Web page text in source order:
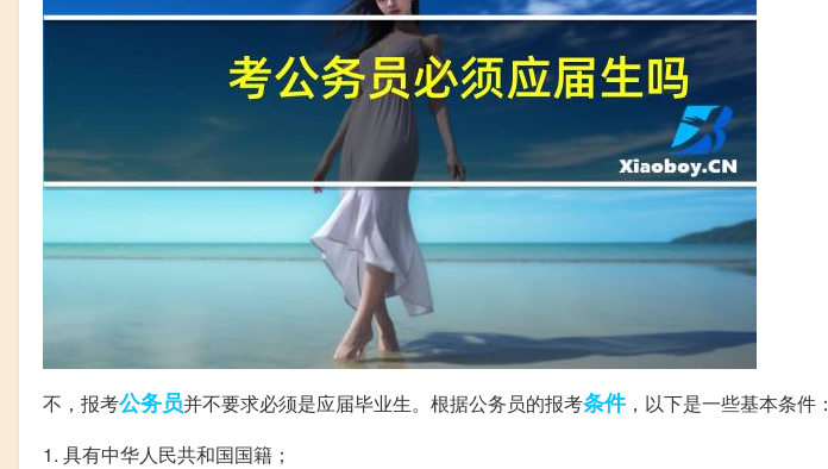
不，报考公务员并不要求必须是应届毕业生。根据公务员的报考条件，以下是一些基本条件：
1. 具有中华人民共和国国籍；